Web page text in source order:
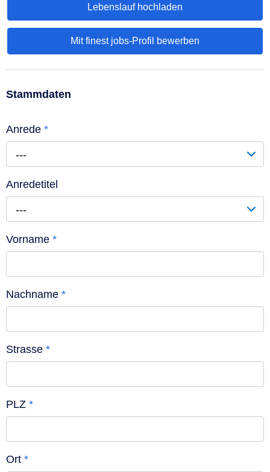
Lebenslauf hochladen
Mit finest jobs-Profil bewerben
Stammdaten
Anrede *
---
Anredetitel
---
Vorname *
Nachname *
Strasse *
PLZ *
Ort *